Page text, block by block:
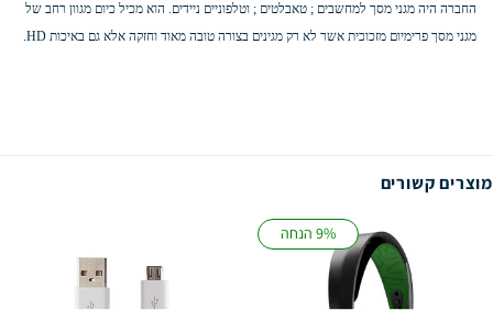
החברה היה מגני מסך למחשבים ; טאבלטים ; וטלפוניים ניידים. הוא מכיל כיום מגוון רחב של
מגני מסך פרימיום מזכוכית אשר לא רק מגינים בצורה טובה מאוד וחזקה אלא גם באיכות HD.
מוצרים קשורים
9% הנחה